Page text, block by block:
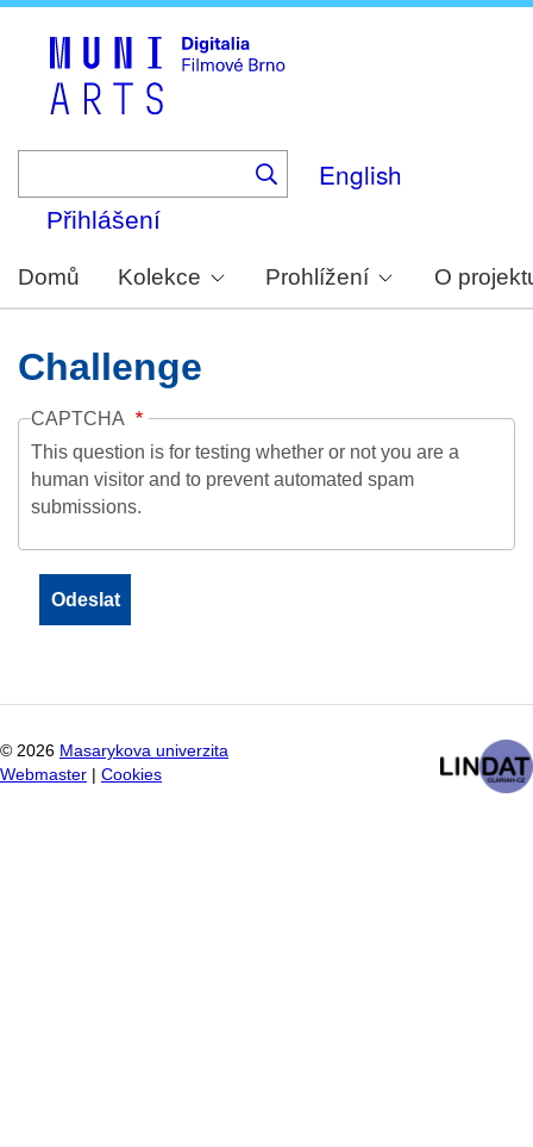
English
Přihlášení
Domů Kolekce Prohlížení O
Challenge
CAPTCHA
This question is for testing whether or not you are a
human visitor and to prevent automated spam
submissions.
© 2026 Masarykova univerzita
Webmaster
Cookies